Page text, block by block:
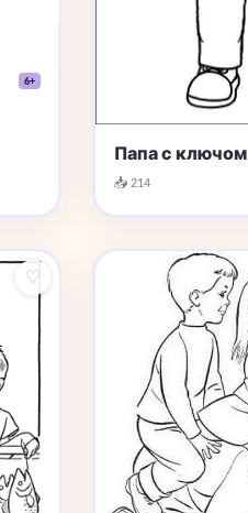
6+
Папа с ключом
📥 214
♡